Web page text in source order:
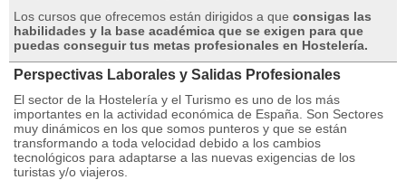
Los cursos que ofrecemos están dirigidos a que consigas las
habilidades y la base académica que se exigen para que
puedas conseguir tus metas profesionales en Hostelería.
Perspectivas Laborales y Salidas Profesionales
El sector de la Hostelería y el Turismo es uno de los más
importantes en la actividad económica de España. Son Sectores
muy dinámicos en los que somos punteros y que se están
transformando a toda velocidad debido a los cambios
tecnológicos para adaptarse a las nuevas exigencias de los
turistas y/o viajeros.